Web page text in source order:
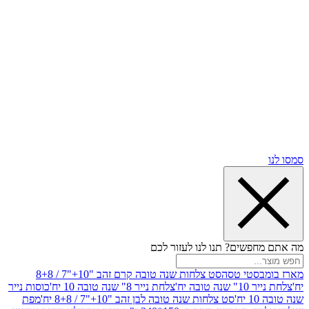
תנו לנו לעזור לכם
טסה
סט צלחות שנה טובה קרם זהב "10+"7 / 8+8
יח'
צלחת נייר 8" שנה טובה 10 יח'
כוסות נייר
סט צלחות שנה טובה לבן זהב "10+"7 / 8+8 יח'
מפת